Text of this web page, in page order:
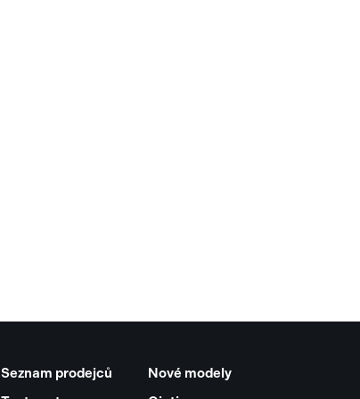
Seznam prodejců
Nové modely